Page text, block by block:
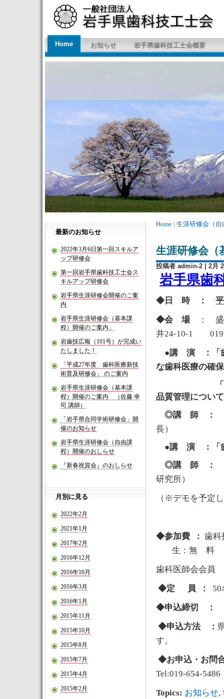
Home お知らせ 岩手県歯科技工士会概要
最新のお知らせ
2022年3月6日第一回スキルア
ップ研修会
第一回岩手県歯科技工士会ス
キルアップ研修会
岩手県生涯研修会開催のご案
内
岩手県生涯研修会（基本課
程）開催のご案内」
岩歯技広報（101号）が完成い
たしました！
「平成27年度 歯科医療新技
術普及研修会」 のご案内
岩手県生涯研修会（基本課
程）開催のご案内 （佐藤 幸
司 講師）
「岩手県合同学術研修会」開
催のお知らせ
岩手県生涯研修会（自由課
程）開催のおしらせ
『新春祝賀会』のおしらせ
月別に見る
2022年2月
2021年1月
2017年2月
2016年12月
2016年10月
2016年3月
2016年1月
2015年11月
2015年10月
2015年8月
2015年7月
2015年4月
2015年2月
Home 生涯研修会（
生涯研修会（
投稿者 admin-2 | 2月
岩手県歯
◆日 時 ：
◆会 場： 盛
井24-10-1 019
●講 演
：
な歯科医療の確
「歯科技工
品質管理につい
◎講 師 ：
長）
●講 演 ：
◎講 師 ：
研究所）
（※デモを予定
◆参加費 ： 歯
生：無 料
歯科医師会
◆定 員 ：
50
◆申込締切
：
◆申込方法 ：
す。
◆お申込・お問
Tel:019-654-5486
Topics: お知らせ,